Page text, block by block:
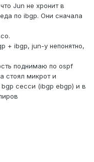
Jun не хрoнит в
по ibgp. Они сначала
+ ibgp, jun-у непонятно,
поднимаю по ospf
стоял микрот и
сесси (ibgp ebgp) и в